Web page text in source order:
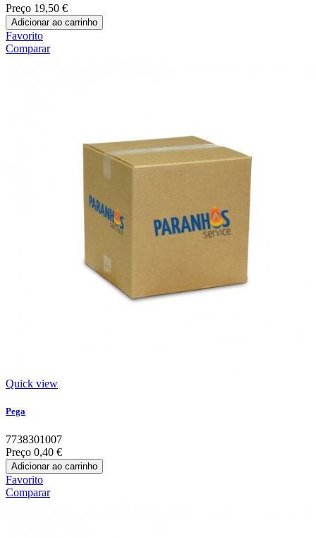
Preço 19,50 €
Adicionar ao carrinho
Favorito
Comparar
Quick view
Pega
7738301007
Preço 0,40 €
Adicionar ao carrinho
Favorito
Comparar